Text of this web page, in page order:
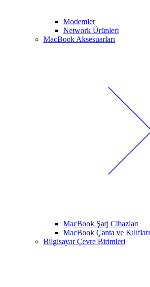
Modemler
Network Ürünleri
MacBook Aksesuarları
MacBook Şarj Cihazları
MacBook Çanta ve Kılıfları
Bilgisayar Çevre Birimleri